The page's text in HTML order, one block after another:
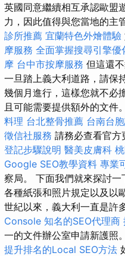
英國同意繼續相互承認歐盟
力，因此值得與您當地的主
診所推薦 宜蘭特色外燴體驗
摩服務 全面掌握搜尋引擎優
摩 台中市按摩服務 但這還
一旦踏上義大利道路，請保
幾個月進行，這樣您就不必
且可能需要提供額外的文件。
料理 台北整骨推薦 台南台
徵信社服務 請務必查看官方
登記步驟說明 醫美皮膚科
Google SEO教學資料 專業
察局。 下面我們就來探討一
各種紙張和照片規定以及以
世紀以來，義大利一直是許
Console 知名的SEO代理商
一的文件辦公室申請新護照。
提升排名的Local SEO方法